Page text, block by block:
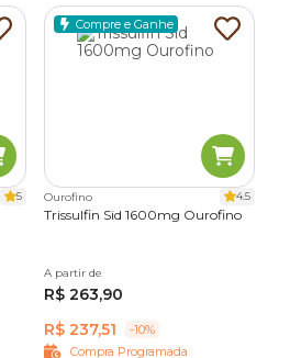
5
Compre e Ganhe
Ourofino 4.5
Trissulfin Sid 1600mg Ourofino
A partir de
R$ 263,90
R$ 237,51
-10%
Compra Programada